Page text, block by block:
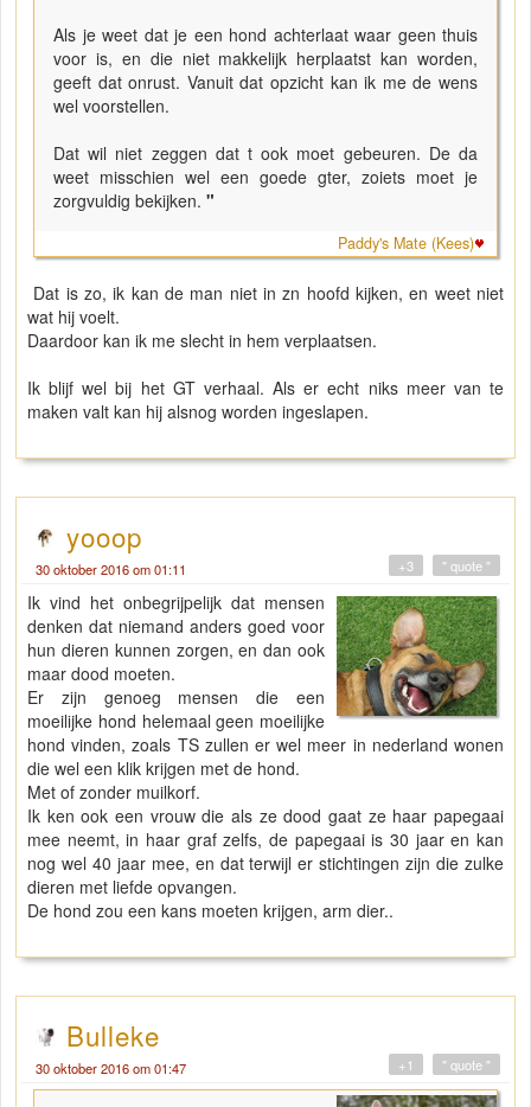
Als je weet dat je een hond achterlaat waar geen thuis
voor is, en die niet makkelijk herplaatst kan worden,
geeft dat onrust. Vanuit dat opzicht kan ik me de wens
wel voorstellen.
Dat wil niet zeggen dat t ook moet gebeuren. De da
weet misschien wel een goede gter, zoiets moet je
zorgvuldig bekijken. "
Paddy's Mate (Kees)
Dat is zo, ik kan de man niet in zn hoofd kijken, en weet niet
wat hij voelt.
Daardoor kan ik me slecht in hem verplaatsen.
Ik blijf wel bij het GT verhaal. Als er echt niks meer van te
maken valt kan hij alsnog worden ingeslapen.
yooop
30 oktober 2016 om 01:11 " quote "
+3
Ik vind het onbegrijpelijk dat mensen
denken dat niemand anders goed voor
hun dieren kunnen zorgen, en dan ook
maar dood moeten.
Er zijn genoeg mensen die een
moeilijke hond helemaal geen moeilijke
hond vinden, zoals TS zullen er wel meer in nederland wonen
die wel een klik krijgen met de hond.
Met of zonder muilkorf.
Ik ken ook een vrouw die als ze dood gaat ze haar papegaai
mee neemt, in haar graf zelfs, de papegaai is 30 jaar en kan
nog wel 40 jaar mee, en dat terwijl er stichtingen zijn die zulke
dieren met liefde opvangen.
De hond zou een kans moeten krijgen, arm dier..
Bulleke
30 oktober 2016 om 01:47 " quote "
+1